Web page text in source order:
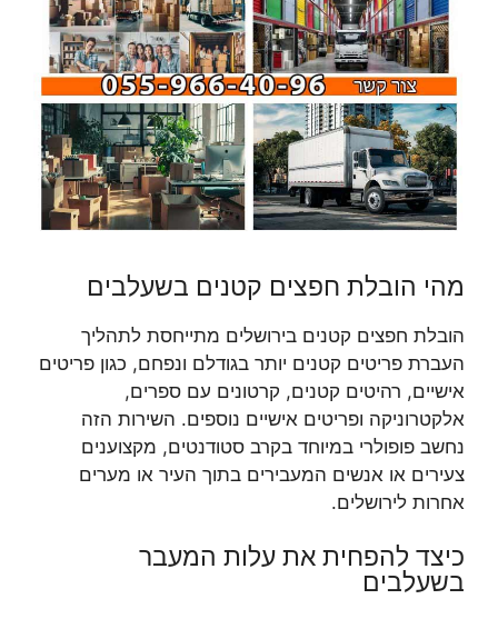
מהי הובלת חפצים קטנים בשעלבים
הובלת חפצים קטנים בירושלים מתייחסת לתהליך
העברת פריטים קטנים יותר בגודלם ונפחם, כגון פריטים
אישיים, רהיטים קטנים, קרטונים עם ספרים,
אלקטרוניקה ופריטים אישיים נוספים. השירות הזה
נחשב פופולרי במיוחד בקרב סטודנטים, מקצוענים
צעירים או אנשים המעבירים בתוך העיר או מערים
אחרות לירושלים.
כיצד להפחית את עלות המעבר
בשעלבים